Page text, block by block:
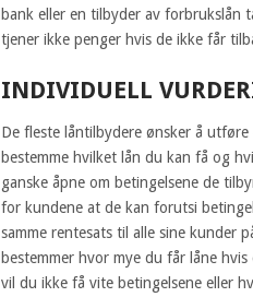
bank eller en tilbyder av forbrukslån
tjener ikke penger hvis de ikke får
INDIVIDUELL
De fleste låntilbydere ønsker å
bestemme hvilket lån du kan få og
ganske åpne om betingelsene de
for kundene at de kan forutsi
samme rentesats til alle sine kunder
bestemmer hvor mye du får låne
vil du ikke få vite betingelsene eller